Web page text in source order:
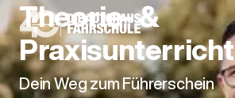
Theorie- &
Praxisunterricht
Dein Weg zum Führerschein